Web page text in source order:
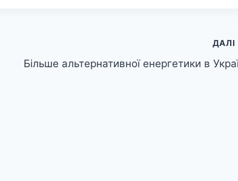
ДАЛІ
Більше альтернативної енергетики в